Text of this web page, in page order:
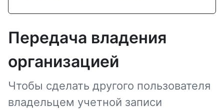
Передача владения
организацией
Чтобы сделать другого пользователя
владельцем учетной записи